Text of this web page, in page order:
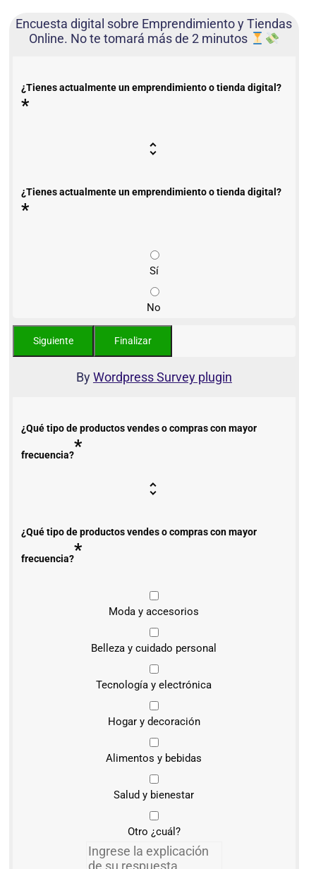
Encuesta digital sobre Emprendimiento y Tiendas
Online. No te tomará más de 2 minutos
¿Tienes actualmente un emprendimiento o tienda digital?
*
¿Tienes actualmente un emprendimiento o tienda digital?
*
Sí
No
ByWordpress Survey plugin
¿Qué tipo de productos vendes o compras con mayor
frecuencia?*
¿Qué tipo de productos vendes o compras con mayor
frecuencia?*
Moda y accesorios
Belleza y cuidado personal
Tecnología y electrónica
Hogar y decoración
Alimentos y bebidas
Salud y bienestar
Otro ¿cuál?